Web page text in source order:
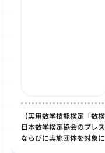
【実用数学技能検定「
日本数学検定協会のプレ
ならびに実施団体を対象